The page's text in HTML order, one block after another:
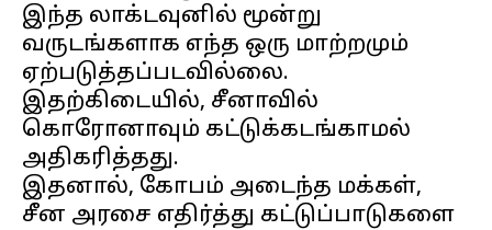
இந்த லாக்டவுனில் மூன்று
வருடங்களாக எந்த ஒரு மாற்றமும்
ஏற்படுத்தப்படவில்லை.
இதற்கிடையில், சீனாவில்
கொரோனாவும் கட்டுக்கடங்காமல்
அதிகரித்தது.
இதனால், கோபம் அடைந்த மக்கள்,
சீன அரசை எதிர்த்து கட்டுப்பாடுகளை